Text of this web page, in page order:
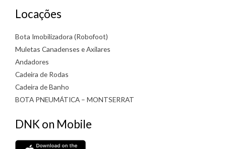
Locações
Bota Imobilizadora (Robofoot)
Muletas Canadenses e Axilares
Andadores
Cadeira de Rodas
Cadeira de Banho
BOTA PNEUMÁTICA – MONTSERRAT
DNK on Mobile